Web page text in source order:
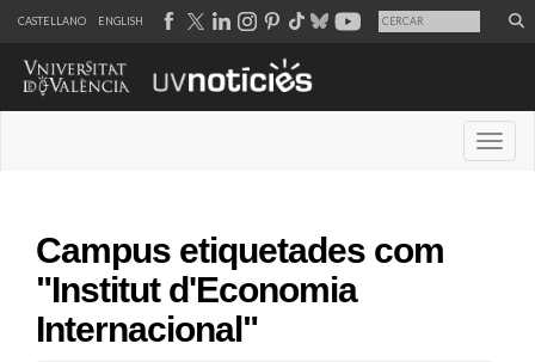
CASTELLANO ENGLISH
Campus etiquetades com
"Institut d'Economia
Internacional"